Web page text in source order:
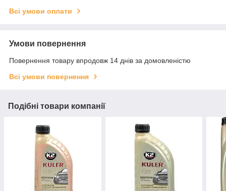
Всі умови оплати
Умови повернення
Повернення товару впродовж 14 днів за домовленістю
Всі умови повернення
Подібні товари компанії